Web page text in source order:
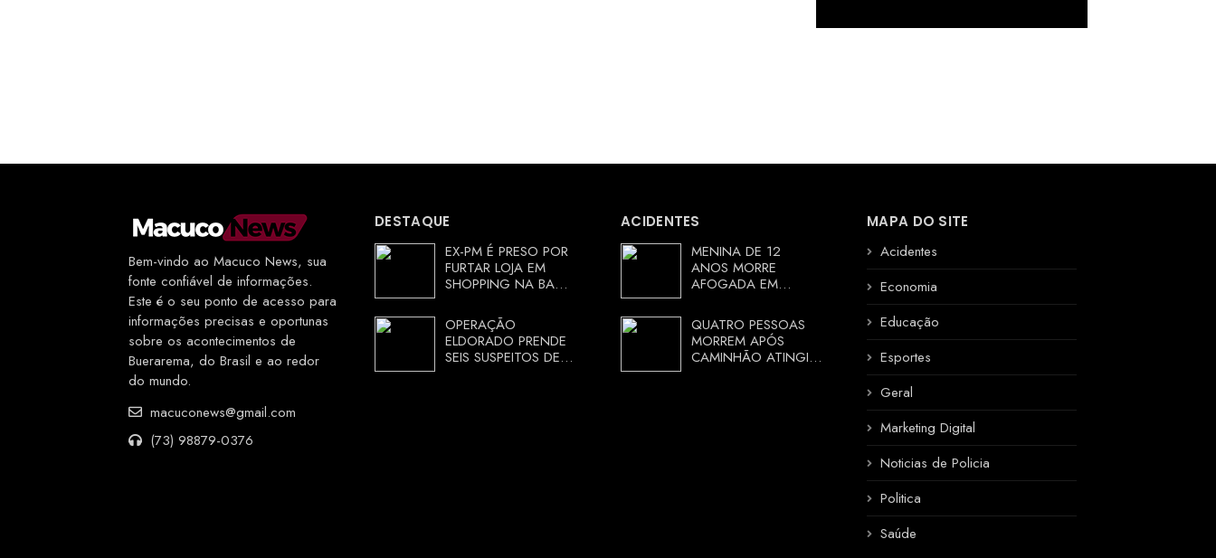
Bem-vindo ao Macuco News, sua
fonte confiável de informações.
Este é o seu ponto de acesso para
informações precisas e oportunas
sobre os acontecimentos de
Buerarema, do Brasil e ao redor
do mundo.
macuconews@gmail.com
(73) 98879-0376
DESTAQUE
EX-PM É PRESO POR
FURTAR LOJA EM
SHOPPING NA BAHIA
CORRENDO DE
DELEGACIA
OPERAÇÃO
ELDORADO PRENDE
SEIS SUSPEITOS DE
ACIDENTES
MENINA DE 12
ANOS MORRE
AFOGADA EM
RURAL DE ARACI,
BAHIA; POLÍCIA
INVESTIGA
CIRCUNSTÂNCIAS
QUATRO PESSOAS
MORREM APÓS
CAMINHÃO ATINGIR
MAPA DO SITE
Acidentes
Economia
Educação
Esportes
Geral
Marketing Digital
Noticias de Policia
Politica
Saúde